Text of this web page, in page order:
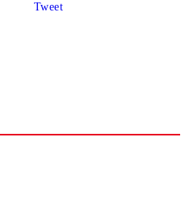
Tweet